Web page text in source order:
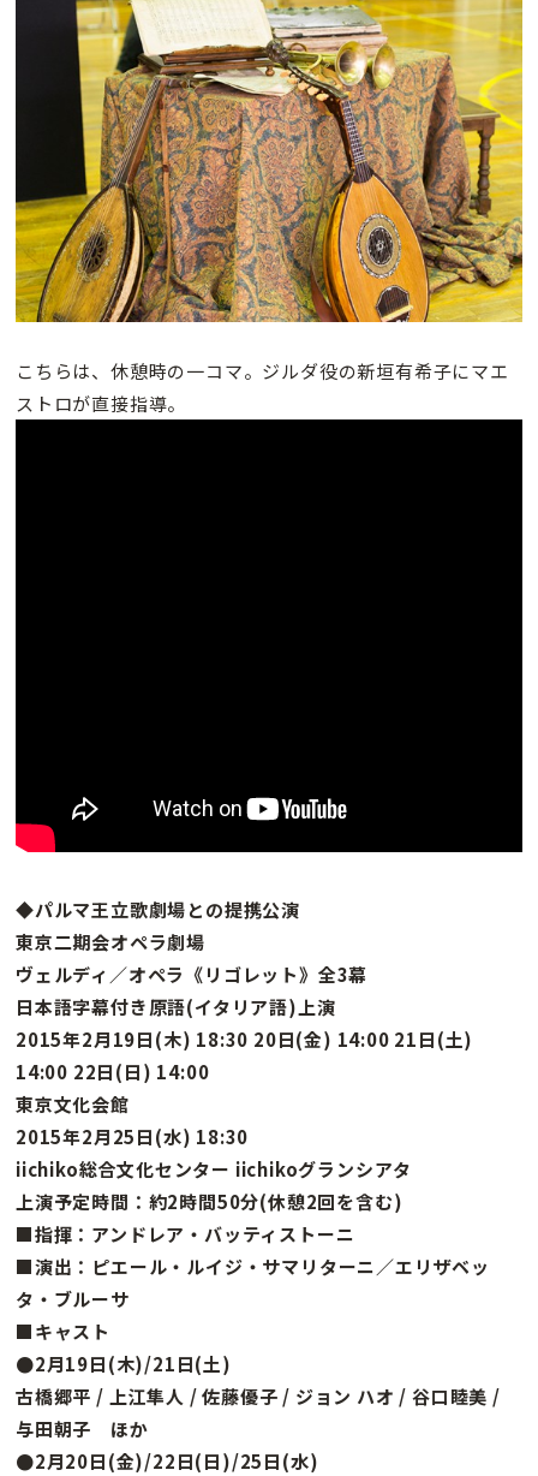
こちらは、休憩時の一コマ。ジルダ役の新垣有希子にマエ
ストロが直接指導。
◆パルマ王立歌劇場との提携公演
東京二期会オペラ劇場
ヴェルディ／オペラ《リゴレット》全3幕
日本語字幕付き原語(イタリア語)上演
2015年2月19日(木) 18:30 20日(金) 14:00 21日(土)
14:00 22日(日) 14:00
東京文化会館
2015年2月25日(水) 18:30
iichiko総合文化センター iichikoグランシアタ
上演予定時間：約2時間50分(休憩2回を含む)
■指揮：アンドレア・バッティストーニ
■演出：ピエール・ルイジ・サマリターニ／エリザベッ
タ・ブルーサ
■キャスト
●2月19日(木)/21日(土)
古橋郷平 / 上江隼人 / 佐藤優子 / ジョン ハオ / 谷口睦美 /
与田朝子 ほか
●2月20日(金)/22日(日)/25日(水)